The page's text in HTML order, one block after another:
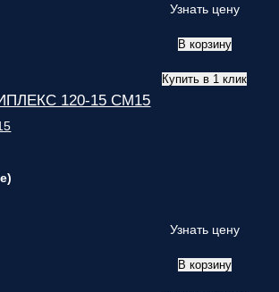
Узнать цену
В корзину
Купить в 1 клик
120-15 СМ15
Узнать цену
В корзину